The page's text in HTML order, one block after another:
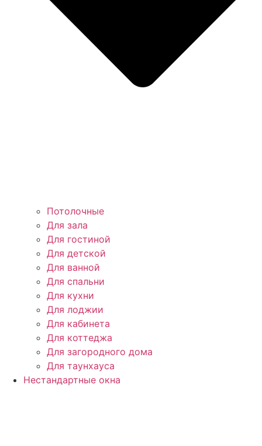
Потолочные
Для зала
Для гостиной
Для детской
Для ванной
Для спальни
Для кухни
Для лоджии
Для кабинета
Для коттеджа
Для загородного дома
Для таунхауса
Нестандартные окна